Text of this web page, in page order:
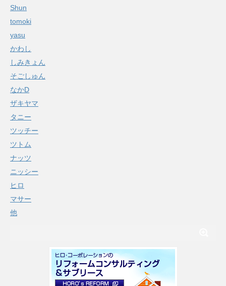
Shun
tomoki
yasu
かわし
しみきょん
そごしゅん
なかD
ザキヤマ
タニー
ツッチー
ツトム
ナッツ
ニッシー
ヒロ
マサー
他